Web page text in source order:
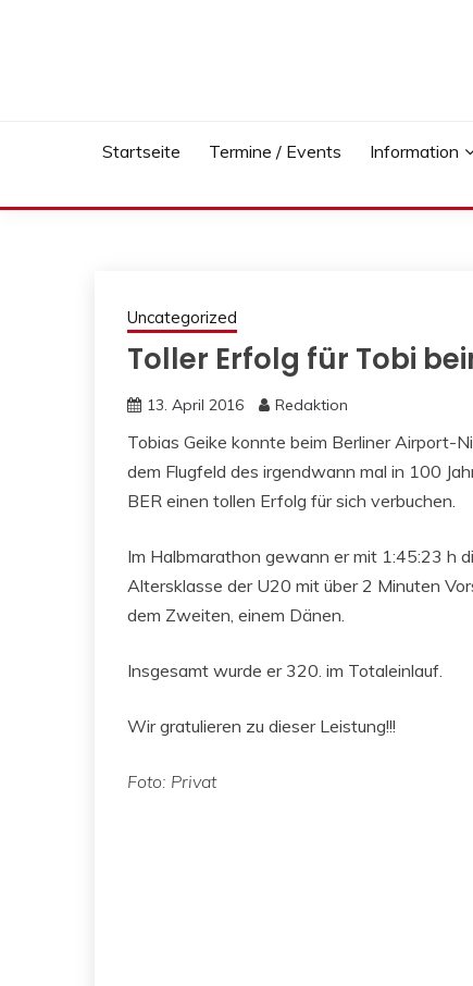
Startseite Termine / Events Information
Uncategorized
Toller Erfolg für Tobi
13. April 2016 Redaktion
Tobias Geike konnte beim Berliner Airport-
dem Flugfeld des irgendwann mal in 100
BER einen tollen Erfolg für sich verbuchen.
Im Halbmarathon gewann er mit 1:45:23 h
Altersklasse der U20 mit über 2 Minuten
dem Zweiten, einem Dänen.
Insgesamt wurde er 320. im Totaleinlauf.
Wir gratulieren zu dieser Leistung!!!
Foto: Privat